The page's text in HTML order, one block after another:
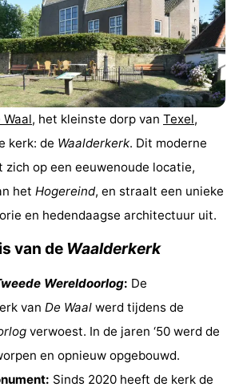
Waal, het kleinste dorp van Texel,
kerk: de Waalderkerk. Dit moderne
zich op een eeuwenoude locatie,
het Hogereind, en straalt een unieke
en hedendaagse architectuur uit.
van de Waalderkerk
Wereldoorlog: De
van De Waal werd tijdens de
verwoest. In de jaren ‘50 werd de
en opnieuw opgebouwd.
Sinds 2020 heeft de kerk de